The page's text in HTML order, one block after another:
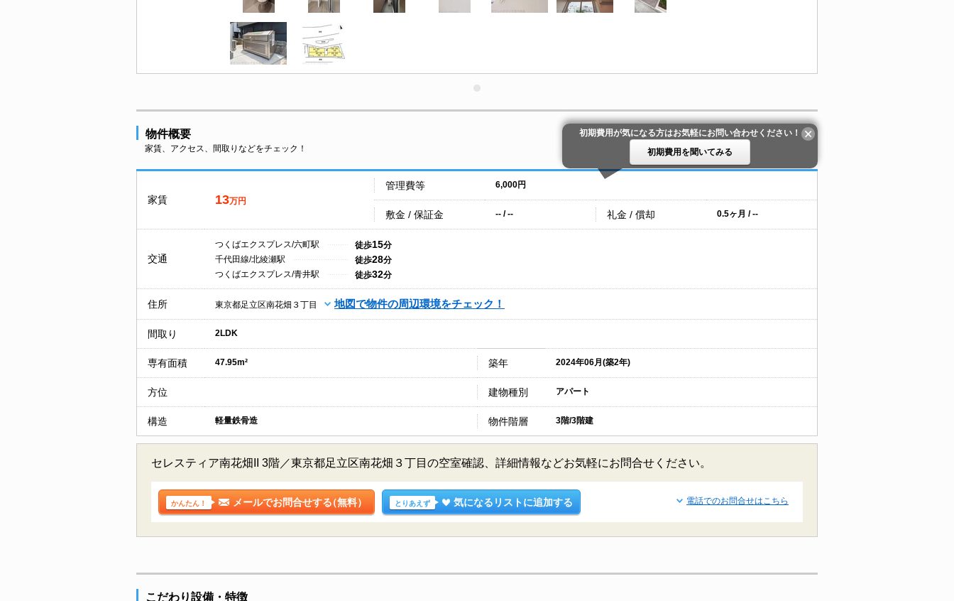
物件概要
家賃、アクセス、間取りなどをチェック！
初期費用が気になる方はお気軽にお問い合わせください！
初期費用を聞いてみる
家賃 13万円
管理費等 6,000円
敷金 / 保証金 -- / -- 礼金 / 償却 0.5ヶ月 / --
交通
つくばエクスプレス/六町駅 徒歩15分
千代田線/北綾瀬駅
徒歩28分
つくばエクスプレス/青井駅
徒歩32分
住所 東京都足立区南花畑３丁目 地図で物件の周辺環境をチェック！
間取り 2LDK
専有面積 47.95m² 築年 2024年06月(築2年)
方位 建物種別 アパート
構造 軽量鉄骨造 物件階層 3階/3階建
セレスティア南花畑II 3階／東京都足立区南花畑３丁目の空室確認、詳細情報などお気軽にお問合せください。
かんたん！ メールでお問合せする（無料） とりあえず 気になるリストに追加する 電話でのお問合せはこちら
こだわり設備・特徴